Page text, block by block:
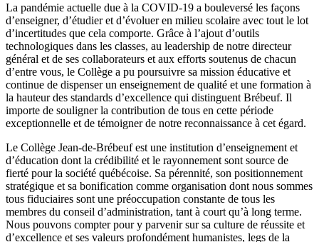
La pandémie actuelle due à la COVID-19 a bouleversé les façons
d’enseigner, d’étudier et d’évoluer en milieu scolaire avec tout le lot
d’incertitudes que cela comporte. Grâce à l’ajout d’outils
technologiques dans les classes, au leadership de notre directeur
général et de ses collaborateurs et aux efforts soutenus de chacun
d’entre vous, le Collège a pu poursuivre sa mission éducative et
continue de dispenser un enseignement de qualité et une formation à
la hauteur des standards d’excellence qui distinguent Brébeuf. Il
importe de souligner la contribution de tous en cette période
exceptionnelle et de témoigner de notre reconnaissance à cet égard.
Le Collège Jean-de-Brébeuf est une institution d’enseignement et
d’éducation dont la crédibilité et le rayonnement sont source de
fierté pour la société québécoise. Sa pérennité, son positionnement
stratégique et sa bonification comme organisation dont nous sommes
tous fiduciaires sont une préoccupation constante de tous les
membres du conseil d’administration, tant à court qu’à long terme.
Nous pouvons compter pour y parvenir sur sa culture de réussite et
d’excellence et ses valeurs profondément humanistes, legs de la